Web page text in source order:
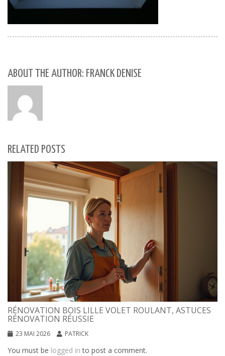
ABOUT THE AUTHOR: FRANCK DENISE
RELATED POSTS
RÉNOVATION BOIS LILLE VOLET ROULANT, ASTUCES
RÉNOVATION RÉUSSIE
23 MAI 2026 PATRICK
You must be logged in to post a comment.